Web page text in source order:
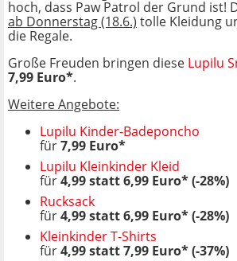
hoch, dass Paw Patrol der Grund ist!
ab Donnerstag (18.6.) tolle Kleidung
die Regale.
Große Freuden bringen diese Lupilu
7,99 Euro*.
Weitere Angebote:
Lupilu Kinder-Badeponcho
für7,99 Euro*
Lupilu Kleinkinder Kleid
für4,99 statt 6,99 Euro* (-28%)
Rucksack
für4,99 statt 6,99 Euro* (-28%)
Kleinkinder T-Shirts
für4,99 statt 7,99 Euro* (-37%)